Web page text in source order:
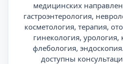
медицинских
гастроэнтерология,
косметология, терапия,
гинекология, урология,
флебология,
доступны